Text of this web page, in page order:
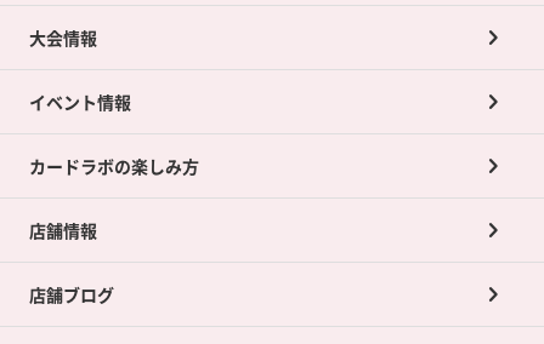
大会情報
イベント情報
カードラボの楽しみ方
店舗情報
店舗ブログ